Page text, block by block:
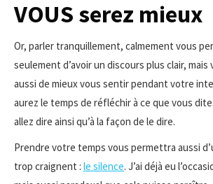
VOUS serez mieux
Or, parler tranquillement, calmement vous
seulement d’avoir un discours plus clair,
aussi de mieux vous sentir pendant votre
aurez le temps de réfléchir à ce que vous
allez dire ainsi qu’à la façon de le dire.
Prendre votre temps vous permettra aussi
trop craignent : le silence. J’ai déjà eu